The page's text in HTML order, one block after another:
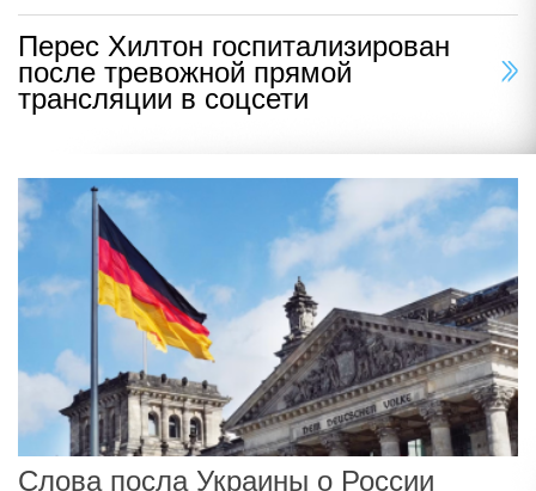
Перес Хилтон госпитализирован
после тревожной прямой
трансляции в соцсети
Слова посла Украины о России